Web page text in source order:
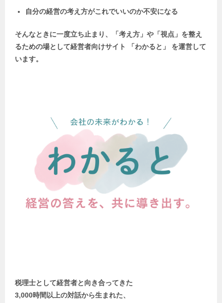
自分の経営の考え方がこれでいいのか不安になる
そんなときに一度立ち止まり、「考え方」や「視点」を整え
るための場として経営者向けサイト 「わかると」 を運営して
います。
税理士として経営者と向き合ってきた
3,000時間以上の対話から生まれた、